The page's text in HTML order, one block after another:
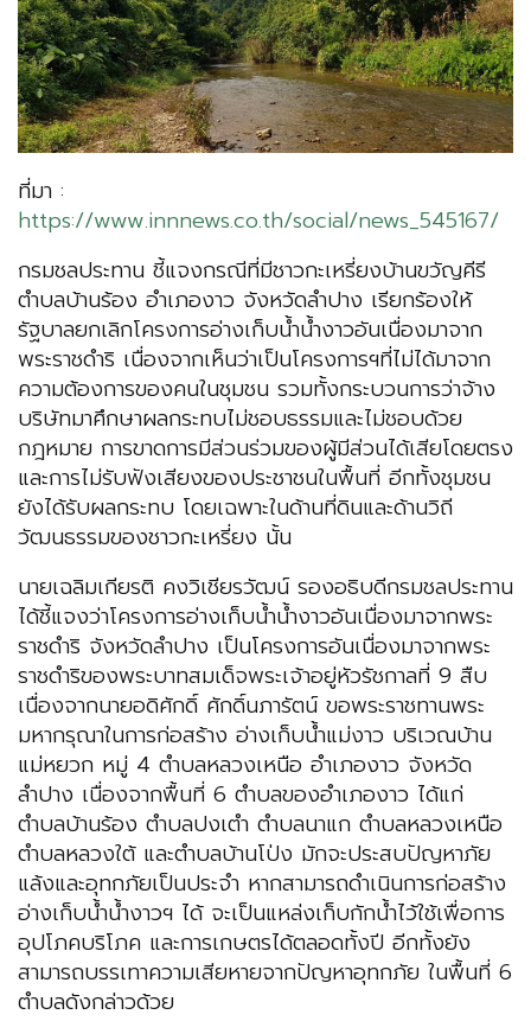
ที่มา :
https://www.innnews.co.th/social/news_545167/
กรมชลประทาน ชี้แจงกรณีที่มีชาวกะเหรี่ยงบ้านขวัญคีรี
ตำบลบ้านร้อง อำเภองาว จังหวัดลำปาง เรียกร้องให้
รัฐบาลยกเลิกโครงการอ่างเก็บน้ำน้ำงาวอันเนื่องมาจาก
พระราชดำริ เนื่องจากเห็นว่าเป็นโครงการฯที่ไม่ได้มาจาก
ความต้องการของคนในชุมชน รวมทั้งกระบวนการว่าจ้าง
บริษัทมาศึกษาผลกระทบไม่ชอบธรรมและไม่ชอบด้วย
กฎหมาย การขาดการมีส่วนร่วมของผู้มีส่วนได้เสียโดยตรง
และการไม่รับฟังเสียงของประชาชนในพื้นที่ อีกทั้งชุมชน
ยังได้รับผลกระทบ โดยเฉพาะในด้านที่ดินและด้านวิถี
วัฒนธรรมของชาวกะเหรี่ยง นั้น
นายเฉลิมเกียรติ คงวิเชียรวัฒน์ รองอธิบดีกรมชลประทาน
ได้ชี้แจงว่าโครงการอ่างเก็บน้ำน้ำงาวอันเนื่องมาจากพระ
ราชดำริ จังหวัดลำปาง เป็นโครงการอันเนื่องมาจากพระ
ราชดำริของพระบาทสมเด็จพระเจ้าอยู่หัวรัชกาลที่ 9 สืบ
เนื่องจากนายอดิศักดิ์ ศักดิ์นภารัตน์ ขอพระราชทานพระ
มหากรุณาในการก่อสร้าง อ่างเก็บน้ำแม่งาว บริเวณบ้าน
แม่หยวก หมู่ 4 ตำบลหลวงเหนือ อำเภองาว จังหวัด
ลำปาง เนื่องจากพื้นที่ 6 ตำบลของอำเภองาว ได้แก่
ตำบลบ้านร้อง ตำบลปงเตำ ตำบลนาแก ตำบลหลวงเหนือ
ตำบลหลวงใต้ และตำบลบ้านโป่ง มักจะประสบปัญหาภัย
แล้งและอุทกภัยเป็นประจำ หากสามารถดำเนินการก่อสร้าง
อ่างเก็บน้ำน้ำงาวฯ ได้ จะเป็นแหล่งเก็บกักน้ำไว้ใช้เพื่อการ
อุปโภคบริโภค และการเกษตรได้ตลอดทั้งปี อีกทั้งยัง
สามารถบรรเทาความเสียหายจากปัญหาอุทกภัย ในพื้นที่ 6
ตำบลดังกล่าวด้วย